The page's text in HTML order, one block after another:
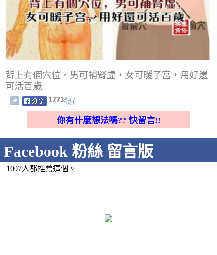
背上有個穴位，男可補腎虛，女可暖子宮，用好還
可活百歲
1773觀看
你有什麼想法嗎?? 快留言!!
Facebook 粉絲 留言版
1007人都推薦這個。